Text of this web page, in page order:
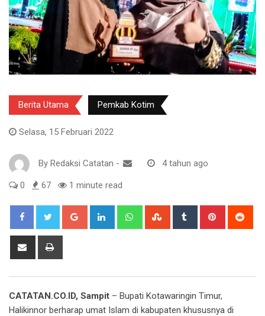
Berita Utama Pemkab Kotim
Selasa, 15 Februari 2022
By Redaksi Catatan - 4 tahun ago
0 67 1 minute read
Google+ LinkedIn WhatsappStumbleUpon
Tumblr Pinterest
Share
CATATAN.CO.ID, Sampit – Bupati Kotawaringin Timur,
Halikinnor berharap umat Islam di kabupaten khususnya di